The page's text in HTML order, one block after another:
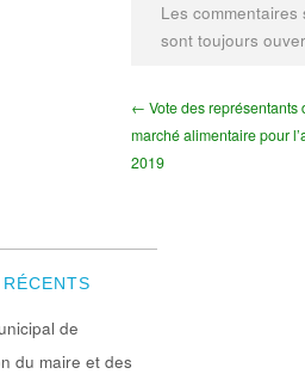
Les commentaires
sont toujours
← Vote des représentants
marché alimentaire pour
2019
de
du maire et des